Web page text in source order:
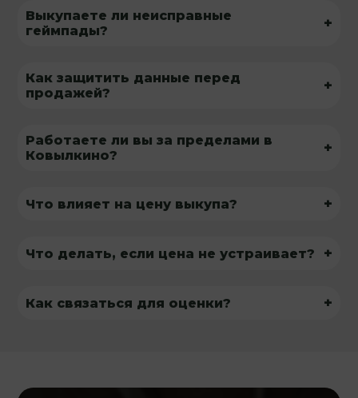
Выкупаете ли неисправные
геймпады?
+
Как защитить данные перед
продажей?
+
Работаете ли вы за пределами в
Ковылкино?
+
Что влияет на цену выкупа? +
Что делать, если цена не устраивает? +
Как связаться для оценки? +